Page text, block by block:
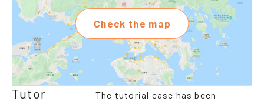
Check the map
Tutor
The tutorial case has been